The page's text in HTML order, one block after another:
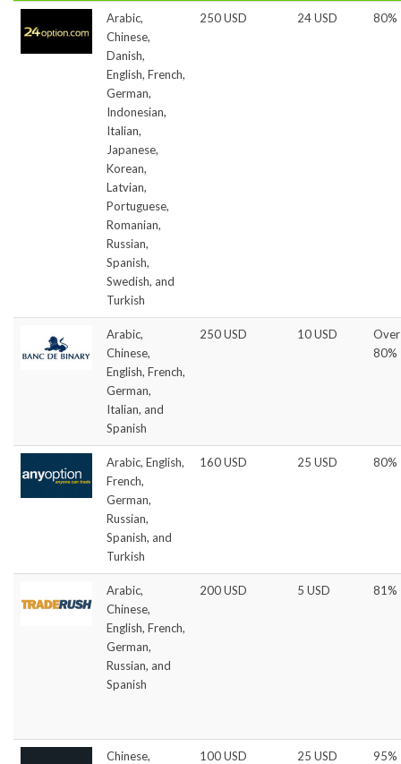
Arabic,
Chinese,
Danish,
English, French,
German,
Indonesian,
Italian,
Japanese,
Korean,
Latvian,
Portuguese,
Romanian,
Russian,
Spanish,
Swedish, and
Turkish
250 USD 24 USD 80%
Arabic,
Chinese,
English, French,
German,
Italian, and
Spanish
250 USD 10 USD
Over
80%
Arabic, English,
French,
German,
Russian,
Spanish, and
Turkish
160 USD 25 USD 80%
Arabic,
Chinese,
English, French,
German,
Russian, and
Spanish
200 USD 5 USD 81%
Chinese,
100 USD 25 USD 95%